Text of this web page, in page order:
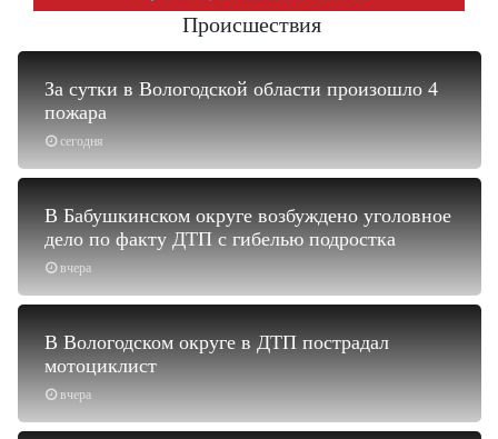
Происшествия
сегодня
За сутки в Вологодской области произошло 4
пожара
вчера
В Бабушкинском округе возбуждено уголовное
дело по факту ДТП с гибелью подростка
вчера
В Вологодском округе в ДТП пострадал
мотоциклист